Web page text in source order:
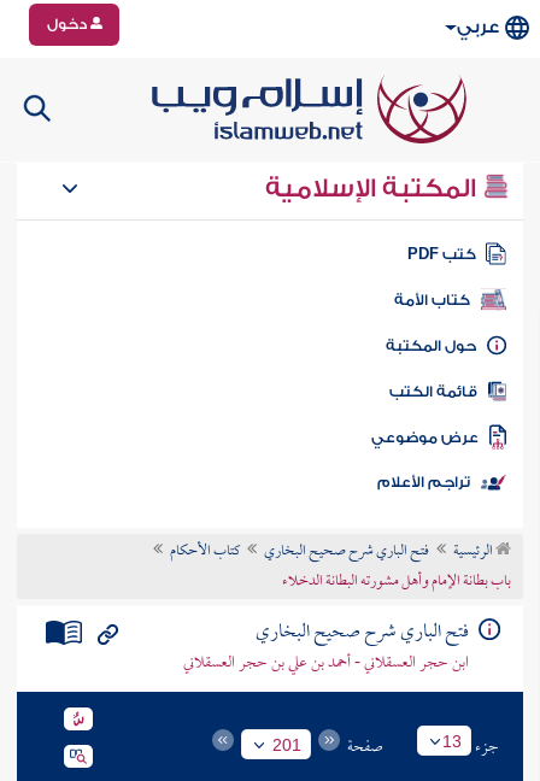
عربي دخول
المكتبة الإسلامية
كتب PDF
كتاب الأمة
المكتبة
الكتب
موضوعي
تراجم الأعلام
الرئيسية فتح الباري شرح صحيح البخاري
كتاب الأحكام
باب بطانة الإمام وأهل مشورته البطانة الدخلاء
فتح الباري شرح صحيح البخاري
ابن حجر العسقلاني - أحمد بن علي بن حجر العسقلاني
جزء 13 صفحة 201